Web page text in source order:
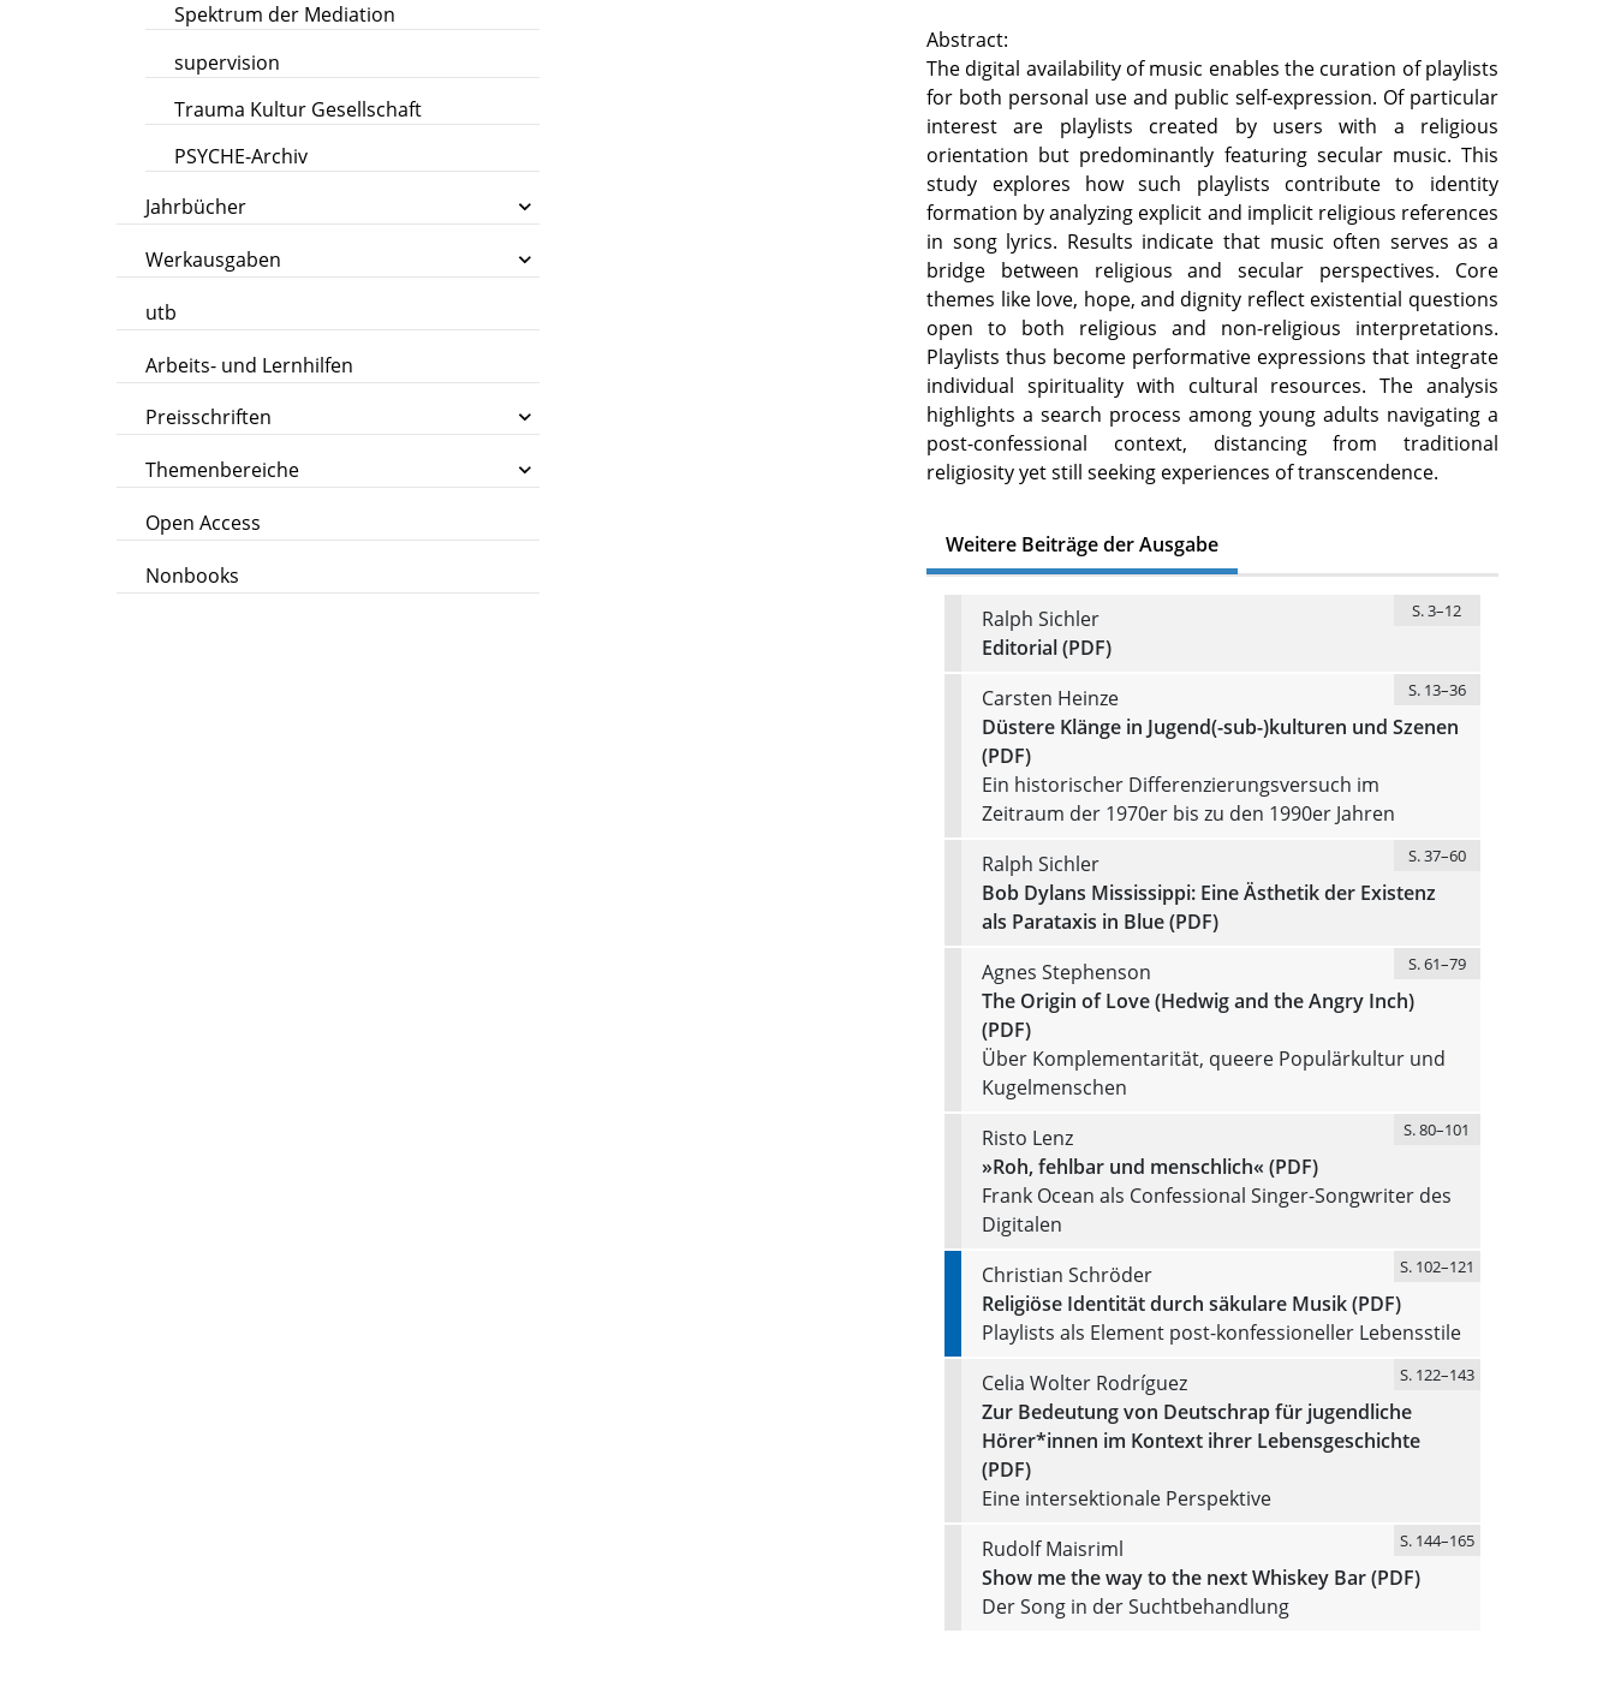
Spektrum der Mediation
supervision
Trauma Kultur Gesellschaft
PSYCHE-Archiv
Jahrbücher
Werkausgaben
utb
Arbeits- und Lernhilfen
Preisschriften
Themenbereiche
Open Access
Nonbooks
Abstract:
The digital availability of music enables the curation of playlists
for both personal use and public self-expression. Of particular
interest are playlists created by users with a religious
orientation but predominantly featuring secular music. This
study explores how such playlists contribute to identity
formation by analyzing explicit and implicit religious references
in song lyrics. Results indicate that music often serves as a
bridge between religious and secular perspectives. Core
themes like love, hope, and dignity reflect existential questions
open to both religious and non-religious interpretations.
Playlists thus become performative expressions that integrate
individual spirituality with cultural resources. The analysis
highlights a search process among young adults navigating a
post-confessional context, distancing from traditional
religiosity yet still seeking experiences of transcendence.
Weitere Beiträge der Ausgabe
Ralph Sichler S. 3–12
Editorial (PDF)
Carsten Heinze
S. 13–36
Düstere Klänge in Jugend(-sub-)kulturen und Szenen
(PDF)
Ein historischer Differenzierungsversuch im
Zeitraum der 1970er bis zu den 1990er Jahren
Ralph Sichler
S. 37–60
Bob Dylans Mississippi: Eine Ästhetik der Existenz
als Parataxis in Blue (PDF)
Agnes Stephenson
S. 61–79
The Origin of Love (Hedwig and the Angry Inch)
(PDF)
Über Komplementarität, queere Populärkultur und
Kugelmenschen
Risto Lenz
S. 80–101
»Roh, fehlbar und menschlich« (PDF)
Frank Ocean als Confessional Singer-Songwriter des
Digitalen
Christian Schröder
S. 102–121
Religiöse Identität durch säkulare Musik (PDF)
Playlists als Element post-konfessioneller Lebensstile
Celia Wolter Rodríguez
S. 122–143
Zur Bedeutung von Deutschrap für jugendliche
Hörer*innen im Kontext ihrer Lebensgeschichte
(PDF)
Eine intersektionale Perspektive
Rudolf Maisriml
S. 144–165
Show me the way to the next Whiskey Bar (PDF)
Der Song in der Suchtbehandlung